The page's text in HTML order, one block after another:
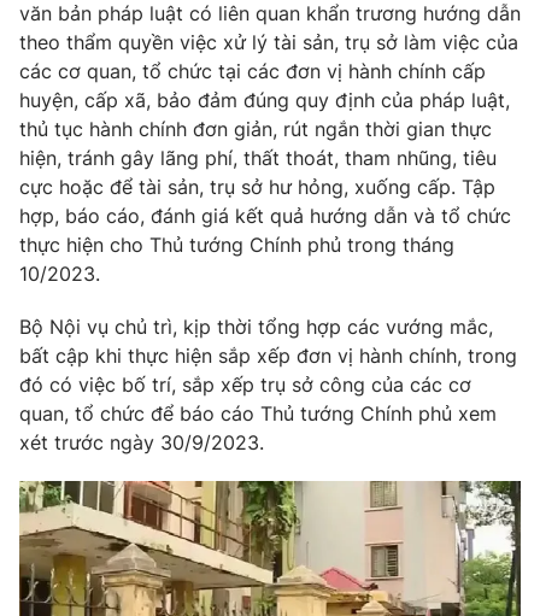
văn bản pháp luật có liên quan khẩn trương hướng dẫn
theo thẩm quyền việc xử lý tài sản, trụ sở làm việc của
các cơ quan, tổ chức tại các đơn vị hành chính cấp
huyện, cấp xã, bảo đảm đúng quy định của pháp luật,
thủ tục hành chính đơn giản, rút ngắn thời gian thực
hiện, tránh gây lãng phí, thất thoát, tham nhũng, tiêu
cực hoặc để tài sản, trụ sở hư hỏng, xuống cấp. Tập
hợp, báo cáo, đánh giá kết quả hướng dẫn và tổ chức
thực hiện cho Thủ tướng Chính phủ trong tháng
10/2023.
Bộ Nội vụ chủ trì, kịp thời tổng hợp các vướng mắc,
bất cập khi thực hiện sắp xếp đơn vị hành chính, trong
đó có việc bố trí, sắp xếp trụ sở công của các cơ
quan, tổ chức để báo cáo Thủ tướng Chính phủ xem
xét trước ngày 30/9/2023.